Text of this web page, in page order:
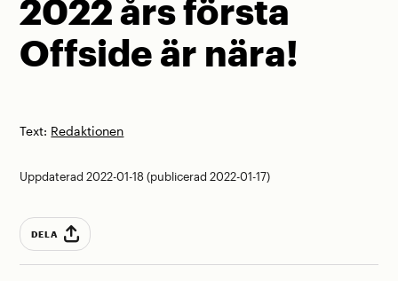
2022 års första
Offside är nära!
Text: Redaktionen
Uppdaterad 2022-01-18 (publicerad 2022-01-17)
DELA